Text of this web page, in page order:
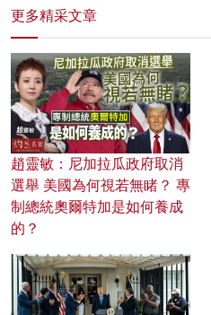
更多精采文章
趙靈敏：尼加拉瓜政府取消
選舉 美國為何視若無睹？ 專
制總統奧爾特加是如何養成
的？